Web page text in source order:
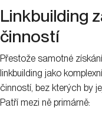
Linkbuilding
činností
Přestože samotné
linkbuilding jako
činností, bez kterých by
Patří mezi ně primárně: